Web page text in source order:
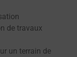
de travaux
un terrain de